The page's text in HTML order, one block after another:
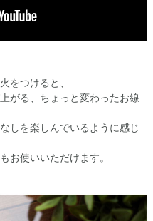
をつけると、
がる、ちょっと変わったお線
しを楽しんでいるように感じ
お使いいただけます。